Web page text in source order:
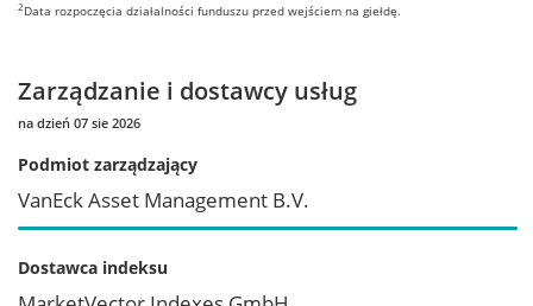
2 Data rozpoczęcia działalności funduszu przed wejściem na giełdę.
Zarządzanie i dostawcy usług
na dzień 07 sie 2026
Podmiot zarządzający
VanEck Asset Management B.V.
Dostawca indeksu